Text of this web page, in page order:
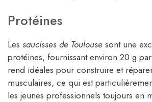
Protéines
Les saucisses de Toulouse sont une
protéines, fournissant environ 20 g
rend idéales pour construire et
musculaires, ce qui est
les jeunes professionnels toujours en